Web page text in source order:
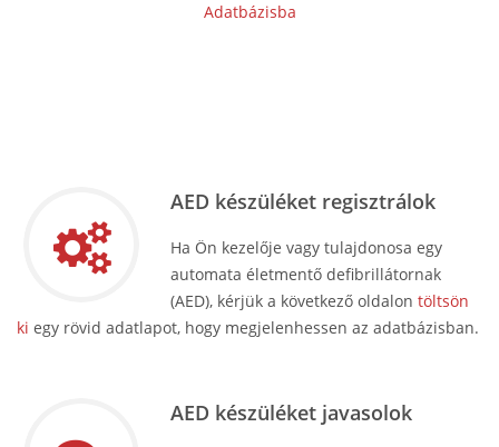
Adatbázisba
AED készüléket regisztrálok
Ha Ön kezelője vagy tulajdonosa egy
automata életmentő defibrillátornak
(AED), kérjük a következő oldalon töltsön
ki egy rövid adatlapot, hogy megjelenhessen az adatbázisban.
AED készüléket javasolok